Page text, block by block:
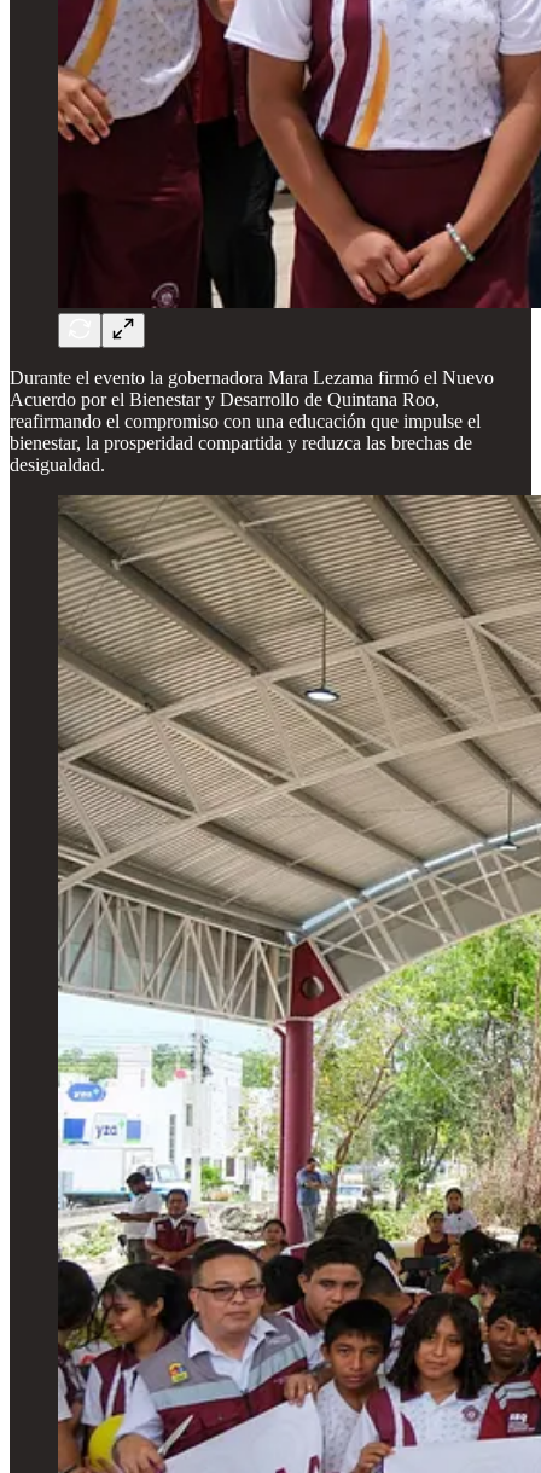
Durante el evento la gobernadora Mara Lezama firmó el Nuevo
Acuerdo por el Bienestar y Desarrollo de Quintana Roo,
reafirmando el compromiso con una educación que impulse el
bienestar, la prosperidad compartida y reduzca las brechas de
desigualdad.